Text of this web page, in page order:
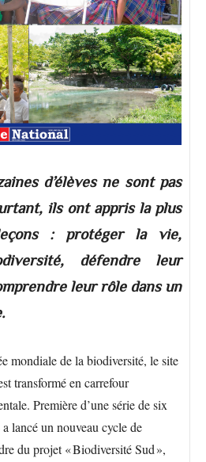
d’élèves ne sont pas
ils ont appris la plus
: protéger la vie,
défendre leur
leur rôle dans un
mondiale de la biodiversité, le site
transformé en carrefour
Première d’une série de six
lancé un nouveau cycle de
du projet « Biodiversité Sud »,